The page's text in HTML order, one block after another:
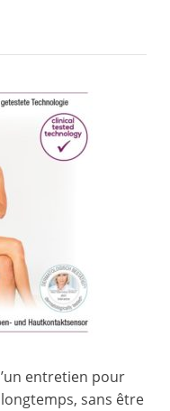
entretien pour
sans être